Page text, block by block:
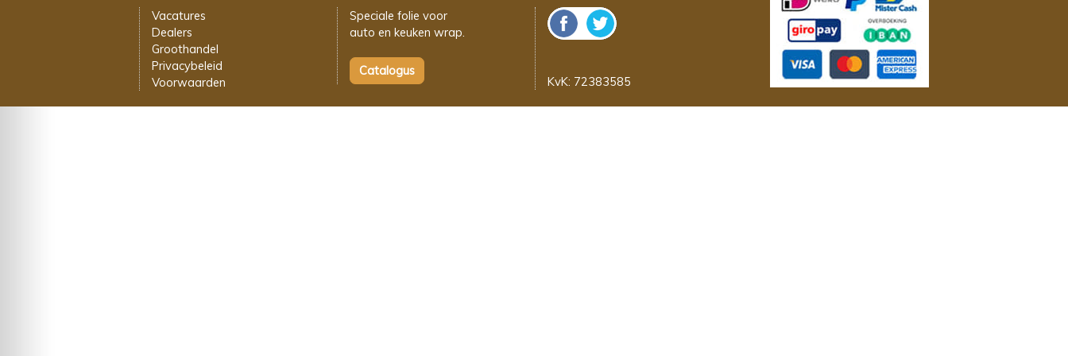
Vacatures
Dealers
Groothandel
Privacybeleid
Voorwaarden
Speciale folie voor
auto en keuken wrap.
KvK: 72383585